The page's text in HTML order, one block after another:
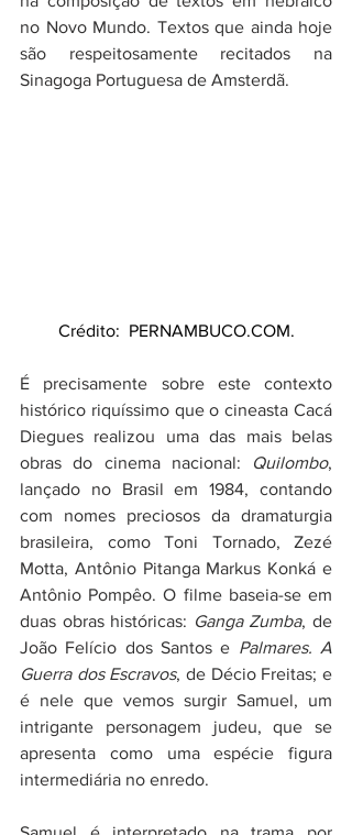
no Novo Mundo. Textos que ainda hoje
são respeitosamente recitados na
Sinagoga Portuguesa de Amsterdã.
Crédito:  PERNAMBUCO.COM.
É precisamente sobre este contexto
histórico riquíssimo que o cineasta Cacá
Diegues realizou uma das mais belas
obras do cinema nacional:
Quilombo,
lançado no Brasil em 1984, contando
com nomes preciosos da dramaturgia
brasileira, como Toni Tornado, Zezé
Motta, Antônio Pitanga Markus Konká e
Antônio Pompêo. O filme baseia-se em
duas obras históricas: Ganga Zumba, de
João Felício dos Santos e Palmares. A
Guerra dos Escravos, de Décio Freitas; e
é nele que vemos surgir Samuel, um
intrigante personagem judeu, que se
apresenta como uma espécie figura
intermediária no enredo.